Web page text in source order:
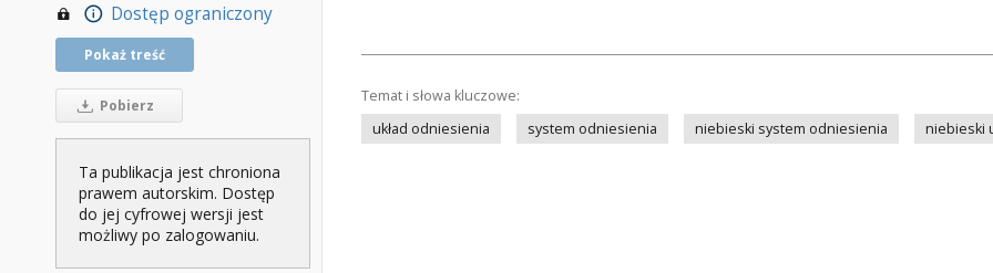
Dostęp ograniczony
Pokaż treść
Pobierz
Ta publikacja jest chroniona
prawem autorskim. Dostęp
do jej cyfrowej wersji jest
możliwy po zalogowaniu.
Temat i słowa kluczowe:
układ odniesienia
system odniesienia niebieski system odniesienia niebieski